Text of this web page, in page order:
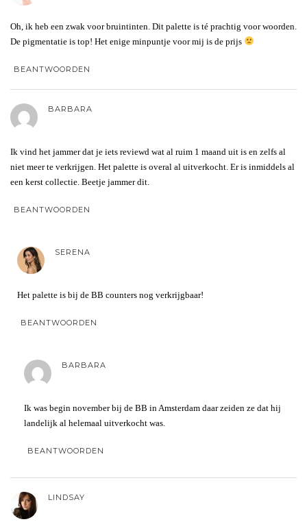
Oh, ik heb een zwak voor bruintinten. Dit palette is té prachtig voor woorden.
De pigmentatie is top! Het enige minpuntje voor mij is de prijs
BEANTWOORDEN
BARBARA
Ik vind het jammer dat je iets reviewd wat al ruim 1 maand uit is en zelfs al
niet meer te verkrijgen. Het palette is overal al uitverkocht. Er is inmiddels al
een kerst collectie. Beetje jammer dit.
BEANTWOORDEN
SERENA
Het palette is bij de BB counters nog verkrijgbaar!
BEANTWOORDEN
BARBARA
Ik was begin november bij de BB in Amsterdam daar zeiden ze dat hij
landelijk al helemaal uitverkocht was.
BEANTWOORDEN
LINDSAY